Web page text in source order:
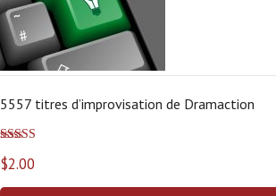
5557 titres d’improvisation de Dramaction
5
$2.00